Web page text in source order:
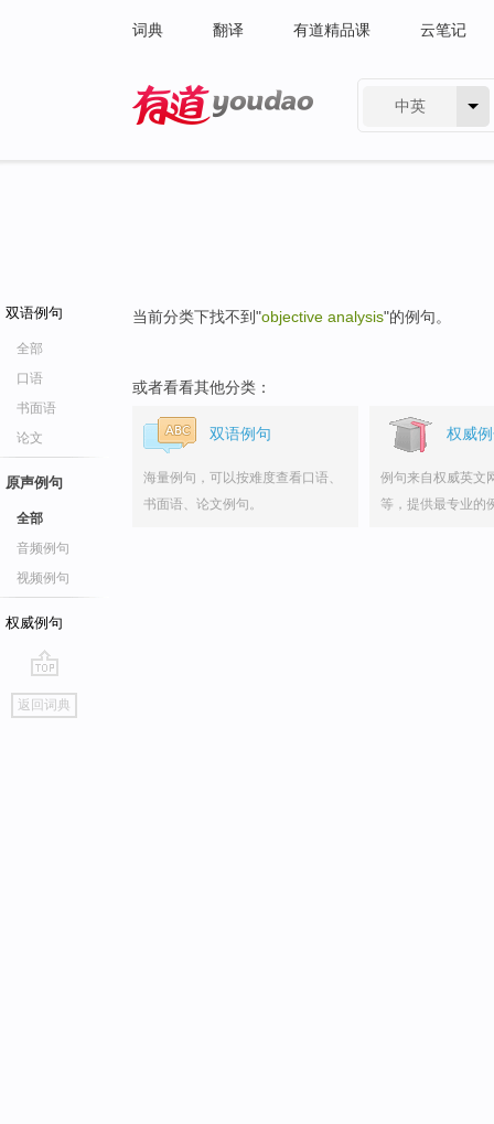
词典 翻译 有道精品课 云笔记
中英
双语例句
全部
口语
书面语
论文
原声例句
全部
音频例句
视频例句
权威例句
go
top
返回词典
当前分类下找不到"objective analysis"的例句。
或者看看其他分类：
双语例句
海量例句，可以按难度查看口语、
书面语、论文例句。
权威
例句来自权威英文
等，提供最专业的